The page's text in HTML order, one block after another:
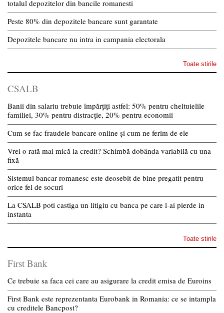
totalul depozitelor din bancile romanesti
Peste 80% din depozitele bancare sunt garantate
Depozitele bancare nu intra in campania electorala
Toate stirile
CSALB
Banii din salariu trebuie împărțiți astfel: 50% pentru cheltuielile
familiei, 30% pentru distracție, 20% pentru economii
Cum se fac fraudele bancare online și cum ne ferim de ele
Vrei o rată mai mică la credit? Schimbă dobânda variabilă cu una
fixă
Sistemul bancar romanesc este deosebit de bine pregatit pentru
orice fel de socuri
La CSALB poti castiga un litigiu cu banca pe care l-ai pierde in
instanta
Toate stirile
First Bank
Ce trebuie sa faca cei care au asigurare la credit emisa de Euroins
First Bank este reprezentanta Eurobank in Romania: ce se intampla
cu creditele Bancpost?